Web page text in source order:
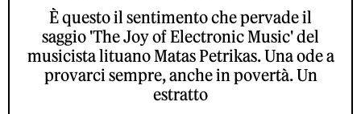
È questo il sentimento che pervade il
saggio 'The Joy of Electronic Music' del
musicista lituano Matas Petrikas. Una ode a
provarci sempre, anche in povertà. Un
estratto